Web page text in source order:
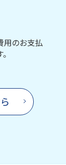
用のお支払